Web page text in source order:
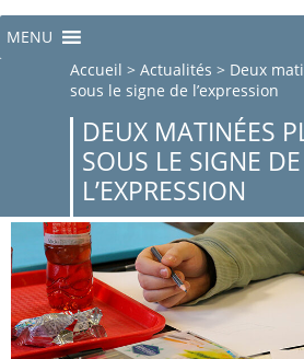
MENU
Accueil > Actualités > Deux
sous le signe de l’expression
DEUX MATINÉES
SOUS LE SIGNE DE
L’EXPRESSION